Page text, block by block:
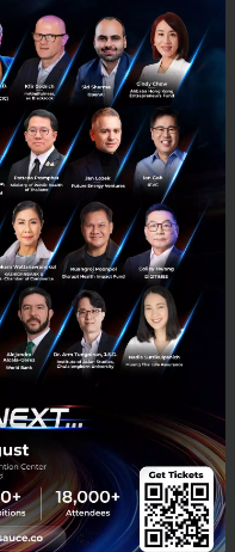
ZERO SUGAR
า 5 ล้านล้านบาท
เตรียมส่ง “NEAR ZERO
ว่า 5 ล้านล้านบาท ตั้งธงบุก
tech food-tech